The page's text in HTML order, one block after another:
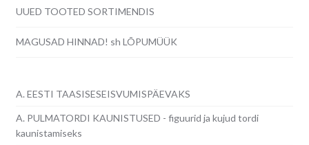
UUED TOOTED SORTIMENDIS
MAGUSAD HINNAD! sh LÕPUMÜÜK
A. EESTI TAASISESEISVUMISPÄEVAKS
A. PULMATORDI KAUNISTUSED - figuurid ja kujud tordi
kaunistamiseks